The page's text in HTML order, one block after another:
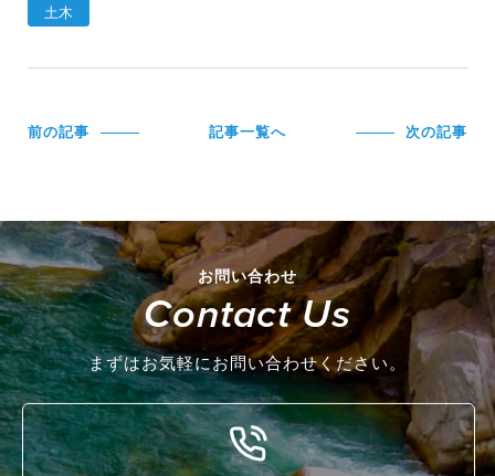
土木
前の記事 記事一覧へ 次の記事
お問い合わせ
Contact Us
まずはお気軽にお問い合わせください。